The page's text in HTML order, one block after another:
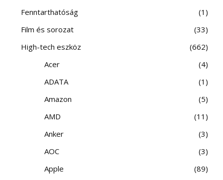
Fenntarthatóság
1
Film és sorozat
33
High-tech eszköz
662
Acer
4
ADATA
1
Amazon
5
AMD
11
Anker
3
AOC
3
Apple
89